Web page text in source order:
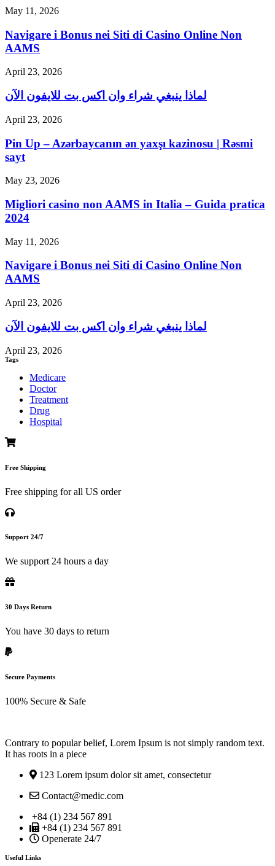
May 11, 2026
Navigare i Bonus nei Siti di Casino Online Non
AAMS
April 23, 2026
لماذا ينبغي شراء وان اكس بت للايفون الآن
April 23, 2026
Pin Up – Azərbaycanın ən yaxşı kazinosu | Rəsmi
sayt
May 23, 2026
Migliori casino non AAMS in Italia – Guida pratica
2024
May 11, 2026
Navigare i Bonus nei Siti di Casino Online Non
AAMS
April 23, 2026
لماذا ينبغي شراء وان اكس بت للايفون الآن
April 23, 2026
Tags
Medicare
Doctor
Treatment
Drug
Hospital
Free Shipping
Free shipping for all US order
Support 24/7
We support 24 hours a day
30 Days Return
You have 30 days to return
Secure Payments
100% Secure & Safe
Contrary to popular belief, Lorem Ipsum is not simply random text.
It has roots in a piece
123 Lorem ipsum dolor sit amet, consectetur
Contact@medic.com
+84 (1) 234 567 891
+84 (1) 234 567 891
Openerate 24/7
Useful Links